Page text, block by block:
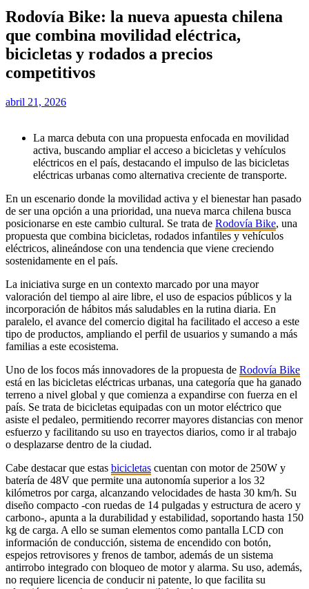
Rodovía Bike: la nueva apuesta chilena
que combina movilidad eléctrica,
bicicletas y rodados a precios
competitivos
abril 21, 2026
La marca debuta con una propuesta enfocada en movilidad
activa, buscando ampliar el acceso a bicicletas y vehículos
eléctricos en el país, destacando el impulso de las bicicletas
eléctricas urbanas como alternativa creciente de transporte.
En un escenario donde la movilidad activa y el bienestar han pasado
de ser una opción a una prioridad, una nueva marca chilena busca
posicionarse en este cambio cultural. Se trata de Rodovía Bike, una
propuesta que combina bicicletas, rodados infantiles y vehículos
eléctricos, alineándose con una tendencia que viene creciendo
sostenidamente en el país.
La iniciativa surge en un contexto marcado por una mayor
valoración del tiempo al aire libre, el uso de espacios públicos y la
incorporación de hábitos más saludables en la rutina diaria. En
paralelo, el avance del comercio digital ha facilitado el acceso a este
tipo de productos, ampliando el perfil de usuarios y sumando a más
familias a este ecosistema.
Uno de los focos más innovadores de la propuesta de Rodovía Bike
está en las bicicletas eléctricas urbanas, una categoría que ha ganado
terreno a nivel global y que comienza a expandirse con fuerza en el
país. Se trata de bicicletas equipadas con un motor eléctrico que
asiste el pedaleo, permitiendo recorrer mayores distancias con menor
esfuerzo y facilitando su uso en trayectos diarios, como ir al trabajo
o desplazarse dentro de la ciudad.
Cabe destacar que estas bicicletas cuentan con motor de 250W y
batería de 48V que permite una autonomía superior a los 32
kilómetros por carga, alcanzando velocidades de hasta 30 km/h. Su
diseño compacto -con ruedas de 14 pulgadas y estructura de acero y
carbono-, apunta a la durabilidad y estabilidad, soportando hasta 150
kg de carga. A ello se suman elementos como pantalla LCD con
información de conducción, sistema de encendido con botón,
espejos retrovisores y frenos de tambor, además de un sistema
antirrobo integrado con bloqueo de motor y alarma. Su uso, además,
no requiere licencia de conducir ni patente, lo que facilita su